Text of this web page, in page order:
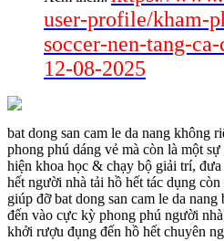
user-profile/kham-
soccer-nen-tang-
12-08-2025
bat dong san cam le da nang không
phong phú dáng vẻ mà còn là một
hiện khoa học & chạy bộ giải trí,
hết người nhà tải hồ hết tác dụng
giúp đỡ bat dong san cam le da
đến vào cực kỳ phong phú người
khởi rượu đụng đến hồ hết chuyên